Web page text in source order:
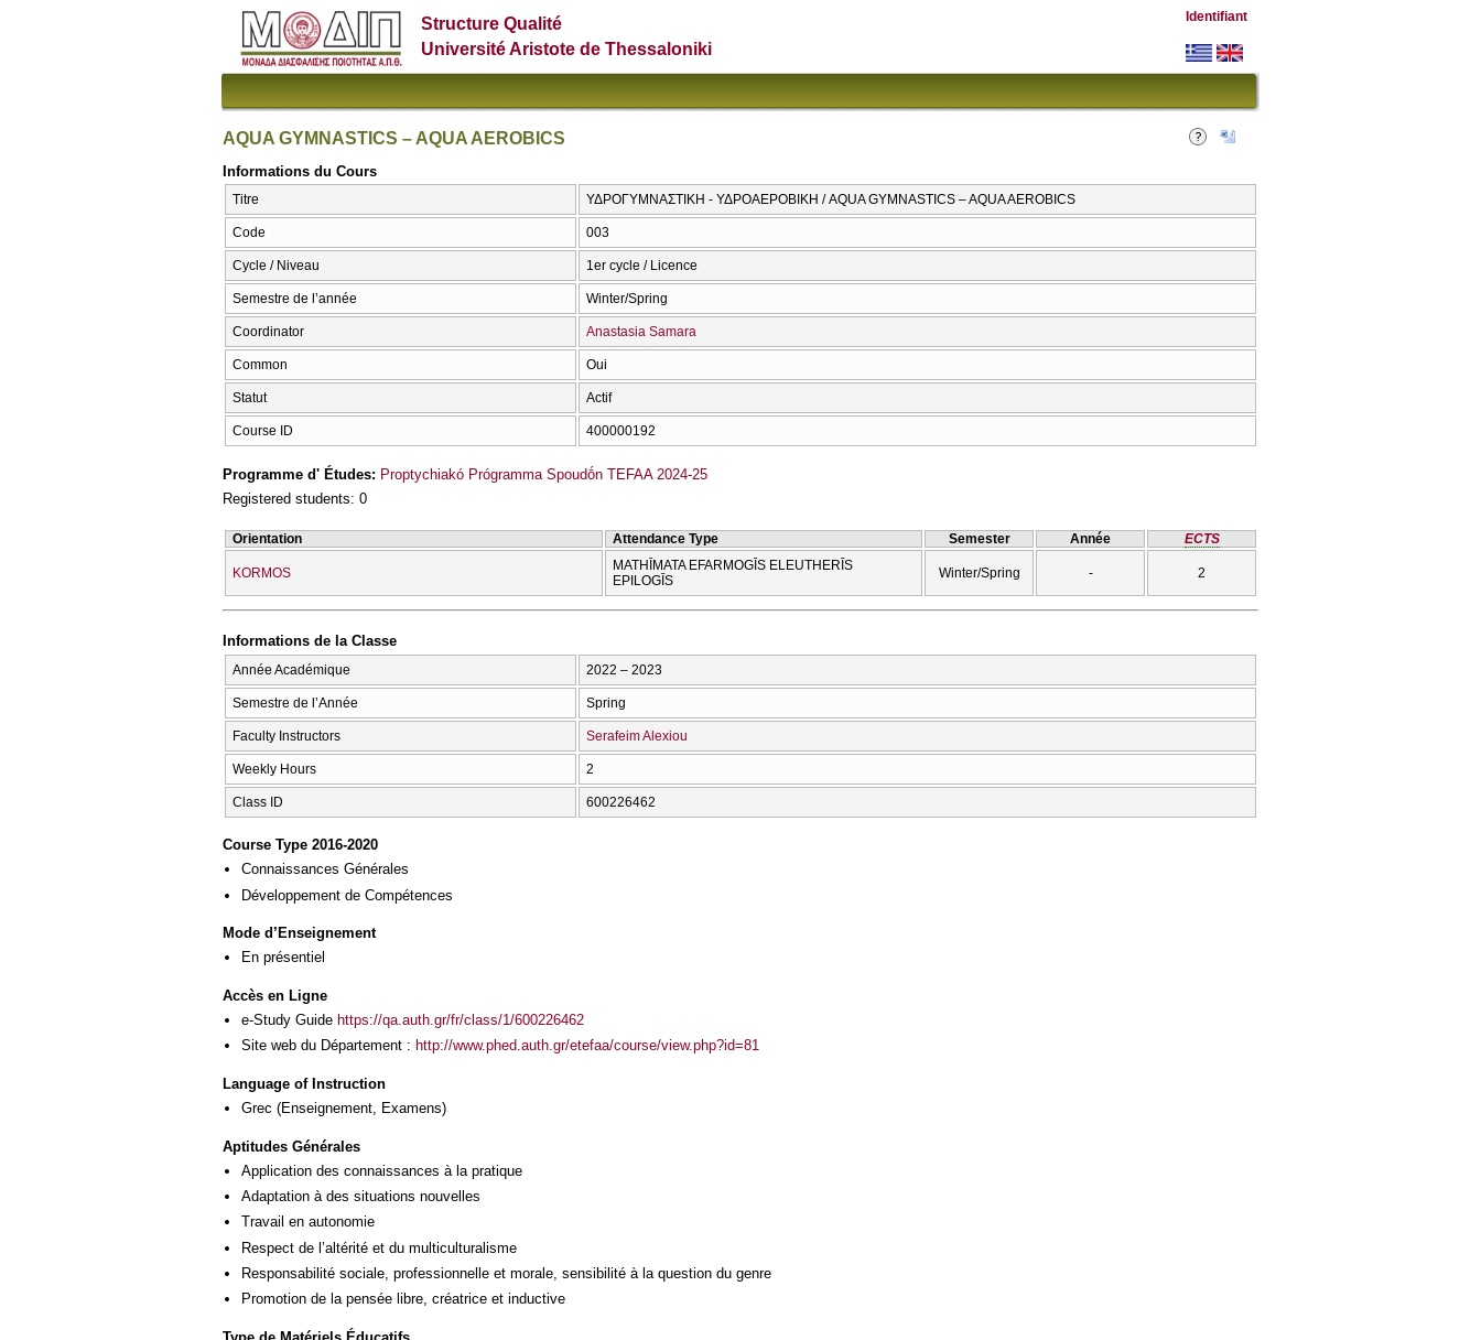
Structure Qualité
Université Aristote de Thessaloniki
Identifiant
AQUA GYMNASTICS – AQUA AEROBICS
Informations du Cours
Titre ΥΔΡΟΓΥΜΝΑΣΤΙΚΗ - ΥΔΡΟΑΕΡΟΒΙΚΗ / AQUA GYMNASTICS – AQUA AEROBICS
Code 003
Cycle / Niveau 1er cycle / Licence
Semestre de l’année Winter/Spring
Coordinator Anastasia Samara
Common Oui
Statut Actif
Course ID 400000192
Programme d' Études: Proptychiakó Prógramma Spoudṓn TEFAA 2024-25
Registered students: 0
Orientation Attendance Type Semester Année ECTS
KORMOS
MATHĪMATA EFARMOGĪS ELEUTHERĪS
EPILOGĪS
Winter/Spring - 2
Informations de la Classe
Année Académique 2022 – 2023
Semestre de l’Année Spring
Faculty Instructors Serafeim Alexiou
Weekly Hours 2
Class ID 600226462
Course Type 2016-2020
Connaissances Générales
Développement de Compétences
Mode d’Enseignement
En présentiel
Accès en Ligne
e-Study Guide https://qa.auth.gr/fr/class/1/600226462
Site web du Département : http://www.phed.auth.gr/etefaa/course/view.php?id=81
Language of Instruction
Grec (Enseignement, Examens)
Aptitudes Générales
Application des connaissances à la pratique
Adaptation à des situations nouvelles
Travail en autonomie
Respect de l’altérité et du multiculturalisme
Responsabilité sociale, professionnelle et morale, sensibilité à la question du genre
Promotion de la pensée libre, créatrice et inductive